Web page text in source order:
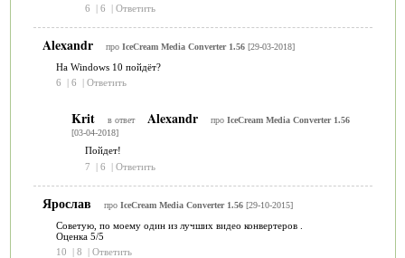
6
| 6 | Ответить
Alexandr про IceCream Media Converter 1.56[29-03-2018]
На Windows 10 пойдёт?
6
| 6 | Ответить
Krit в ответ Alexandr про IceCream Media Converter 1.56
[03-04-2018]
Пойдет!
7
| 6 | Ответить
Ярослав про IceCream Media Converter 1.56[29-10-2015]
Советую, по моему один из лучших видео конвертеров .
Оценка 5/5
10
| 8 | Ответить